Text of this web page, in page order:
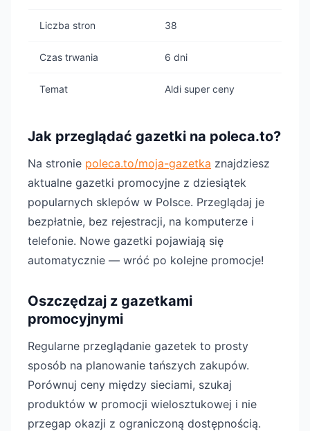
Liczba stron 38
Czas trwania 6 dni
Temat Aldi super ceny
Jak przeglądać gazetki na poleca.to?
Na stronie poleca.to/moja-gazetka znajdziesz
aktualne gazetki promocyjne z dziesiątek
popularnych sklepów w Polsce. Przeglądaj je
bezpłatnie, bez rejestracji, na komputerze i
telefonie. Nowe gazetki pojawiają się
automatycznie — wróć po kolejne promocje!
Oszczędzaj z gazetkami
promocyjnymi
Regularne przeglądanie gazetek to prosty
sposób na planowanie tańszych zakupów.
Porównuj ceny między sieciami, szukaj
produktów w promocji wielosztukowej i nie
przegap okazji z ograniczoną dostępnością.